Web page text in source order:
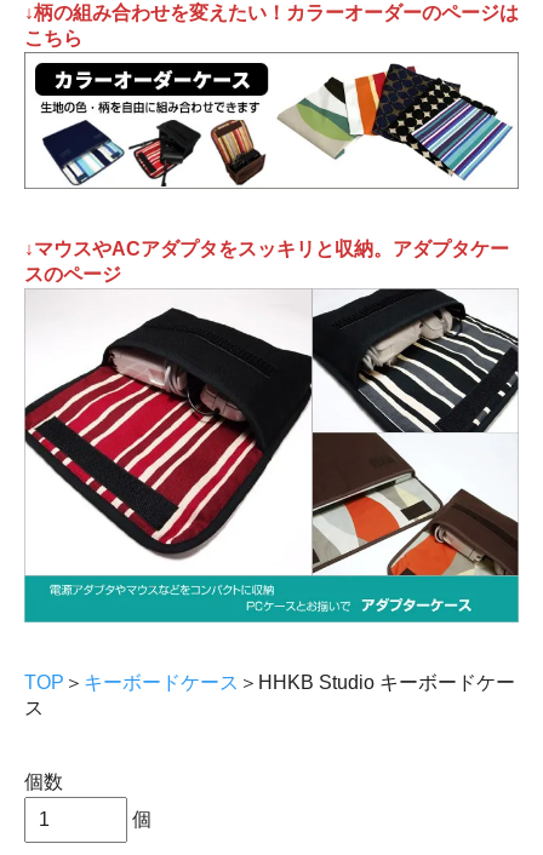
↓柄の組み合わせを変えたい！カラーオーダーのページは
こちら
↓マウスやACアダプタをスッキリと収納。アダプタケー
スのページ
TOP ＞ キーボードケース ＞HHKB Studio キーボードケー
ス
個数
個